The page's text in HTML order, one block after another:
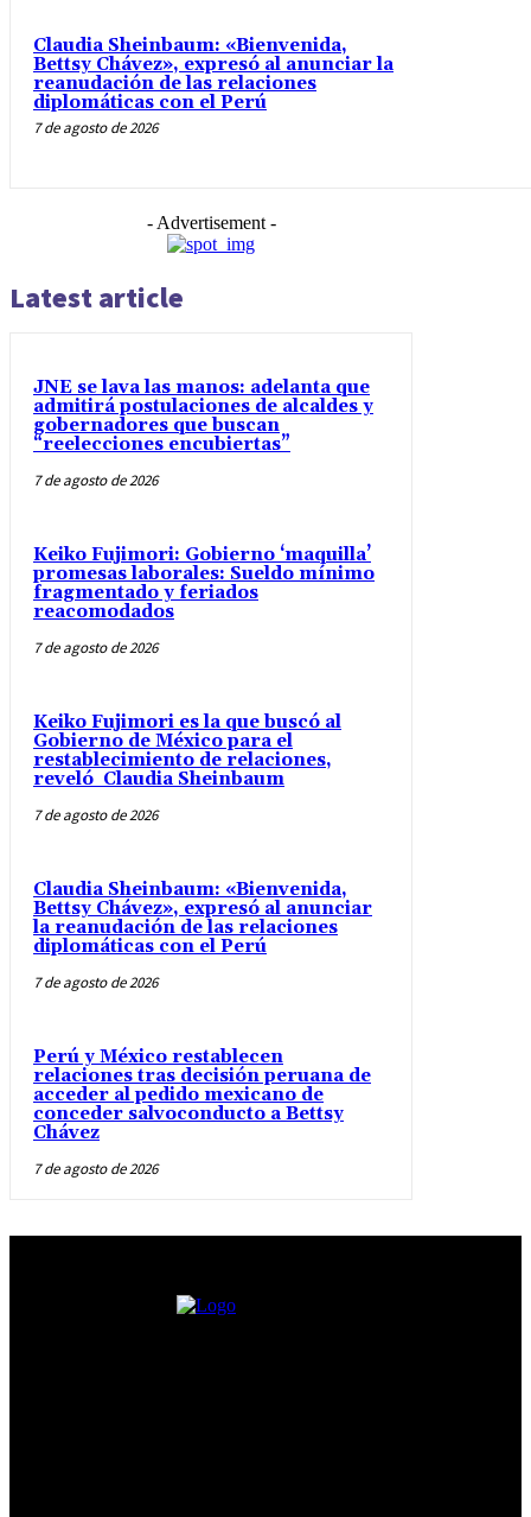
Claudia Sheinbaum: «Bienvenida,
Bettsy Chávez», expresó al anunciar la
reanudación de las relaciones
diplomáticas con el Perú
7 de agosto de 2026
- Advertisement -
Latest article
JNE se lava las manos: adelanta que
admitirá postulaciones de alcaldes y
gobernadores que buscan
“reelecciones encubiertas”
7 de agosto de 2026
Keiko Fujimori: Gobierno ‘maquilla’
promesas laborales: Sueldo mínimo
fragmentado y feriados
reacomodados
7 de agosto de 2026
Keiko Fujimori es la que buscó al
Gobierno de México para el
restablecimiento de relaciones,
reveló Claudia Sheinbaum
7 de agosto de 2026
Claudia Sheinbaum: «Bienvenida,
Bettsy Chávez», expresó al anunciar
la reanudación de las relaciones
diplomáticas con el Perú
7 de agosto de 2026
Perú y México restablecen
relaciones tras decisión peruana de
acceder al pedido mexicano de
conceder salvoconducto a Bettsy
Chávez
7 de agosto de 2026